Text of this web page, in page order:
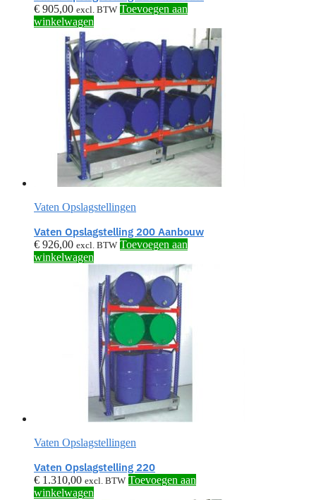
€ 905,00 excl. BTW Toevoegen aan
winkelwagen
Vaten Opslagstellingen
Vaten Opslagstelling 200 Aanbouw
€ 926,00 excl. BTW Toevoegen aan
winkelwagen
Vaten Opslagstellingen
Vaten Opslagstelling 220
€ 1.310,00 excl. BTW Toevoegen aan
winkelwagen